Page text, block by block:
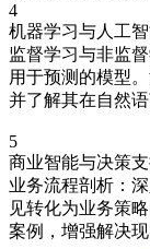
4
机器学习与人工
监督学习与非监
用于预测的模型
并了解其在自然
5
商业智能与决策
业务流程剖析：
见转化为业务策
案例，增强解决现